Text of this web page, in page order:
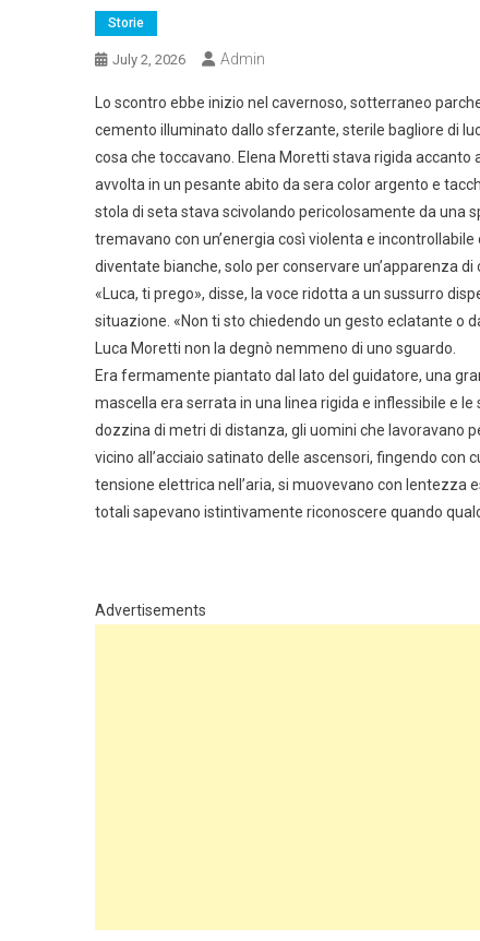
Storie
July 2, 2026 Admin
Lo scontro ebbe inizio nel cavernoso, sotterraneo
cemento illuminato dallo sferzante, sterile bagliore di
cosa che toccavano. Elena Moretti stava rigida
avvolta in un pesante abito da sera color argento e
stola di seta stava scivolando pericolosamente da una
tremavano con un’energia così violenta e
diventate bianche, solo per conservare un’apparenza di
«Luca, ti prego», disse, la voce ridotta a un sussurro
situazione. «Non ti sto chiedendo un gesto eclatante o
Luca Moretti non la degnò nemmeno di uno sguardo.
Era fermamente piantato dal lato del guidatore, una
mascella era serrata in una linea rigida e inflessibile e
dozzina di metri di distanza, gli uomini che
vicino all’acciaio satinato delle ascensori, fingendo
tensione elettrica nell’aria, si muovevano con lentezza
totali sapevano istintivamente riconoscere quando
Advertisements